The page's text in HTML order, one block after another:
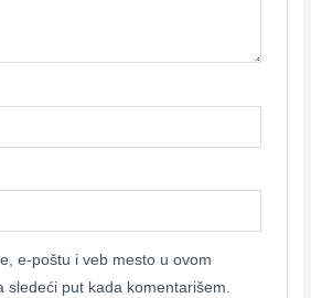
e-poštu i veb mesto u ovom
sledeći put kada komentarišem.